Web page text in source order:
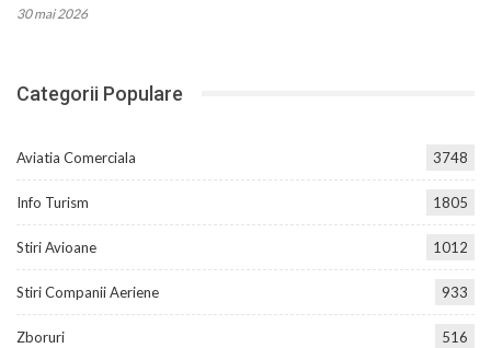
30 mai 2026
Categorii Populare
Aviatia Comerciala 3748
Info Turism 1805
Stiri Avioane 1012
Stiri Companii Aeriene 933
Zboruri 516